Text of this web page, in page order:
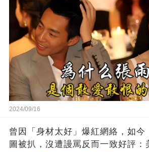
2024/09/16
曾因「身材太好」爆紅網絡，如今
圖被扒，沒遭謾罵反而一致好評：